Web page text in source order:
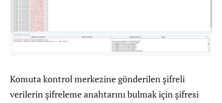
Komuta kontrol merkezine gönderilen şifreli
verilerin şifreleme anahtarını bulmak için şifresi